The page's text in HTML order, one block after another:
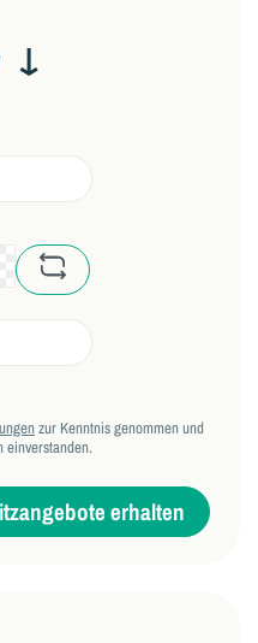
↓
zur Kenntnis genommen und
einverstanden.
erhalten